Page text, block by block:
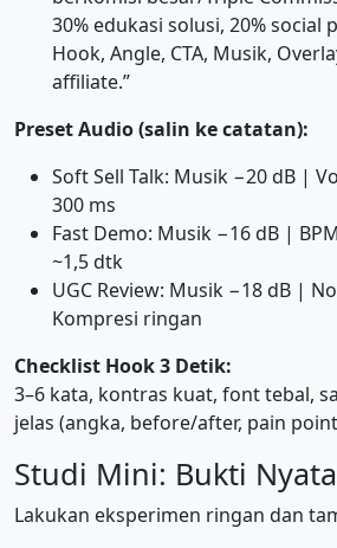
30% edukasi solusi, 20% social
Hook, Angle, CTA, Musik,
affiliate.”
Preset Audio (salin ke catatan):
Soft Sell Talk: Musik −20 dB |
300 ms
Fast Demo: Musik −16 dB |
~1,5 dtk
UGC Review: Musik −18 dB |
Kompresi ringan
Checklist Hook 3 Detik:
3–6 kata, kontras kuat, font tebal,
jelas (angka, before/after, pain
Studi Mini: Bukti Nyata
Lakukan eksperimen ringan dan